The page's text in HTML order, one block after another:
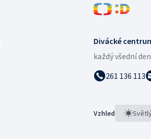
Divácké
každý všední
261 136 113
Vzhled